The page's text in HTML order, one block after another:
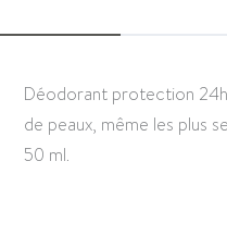
Déodorant protection
de peaux, même les plus
50 ml.